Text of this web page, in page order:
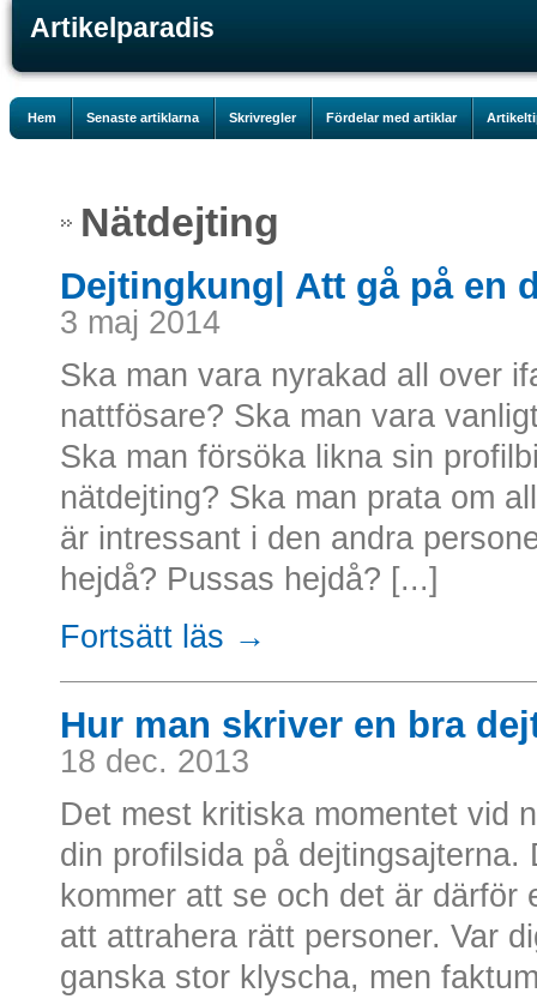
Artikelparadis
Hem Senaste artiklarna Skrivregler Fördelar med artiklar
Nätdejting
Dejtingkung| Att gå på en
3 maj 2014
Ska man vara nyrakad all over
nattfösare? Ska man vara
Ska man försöka likna sin
nätdejting? Ska man prata om
är intressant i den andra
hejdå? Pussas hejdå? [...]
Fortsätt läs →
Hur man skriver en bra
18 dec. 2013
Det mest kritiska momentet vid
din profilsida på
kommer att se och det är
att attrahera rätt personer. Var
ganska stor klyscha, men